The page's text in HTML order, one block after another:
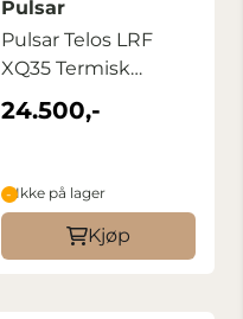
Pulsar
Pulsar Telos LRF
XQ35 Termisk
Kikkert
24.500,-
Ikke på lager
Kjøp